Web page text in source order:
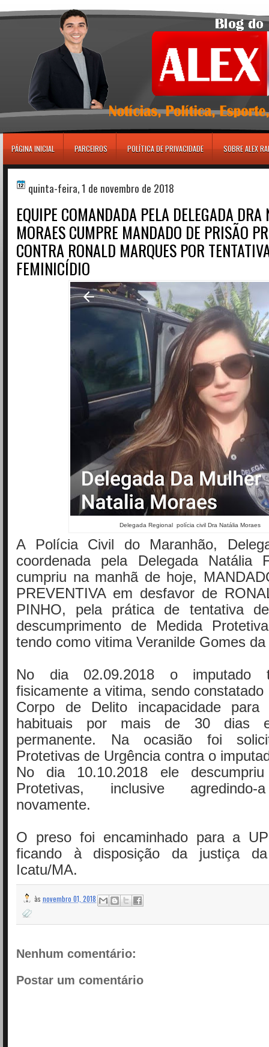
PÁGINA INICIAL PARCEIROS POLÍTICA DE PRIVACIDADE SOBRE ALEX
quinta-feira, 1 de novembro de 2018
EQUIPE COMANDADA PELA DELEGADA DRA
MORAES CUMPRE MANDADO DE PRISÃO
CONTRA RONALD MARQUES POR
FEMINICÍDIO
Delegada Regional polícia civil Dra Natália Moraes
A Polícia Civil do Maranhão,
coordenada pela Delegada Natália
cumpriu na manhã de hoje,
PREVENTIVA em desfavor de
PINHO, pela prática de tentativa
descumprimento de Medida
tendo como vitima Veranilde Gomes
No dia 02.09.2018 o imputado
fisicamente a vitima, sendo
Corpo de Delito incapacidade para
habituais por mais de 30 dias e
permanente. Na ocasião foi
Protetivas de Urgência contra o
No dia 10.10.2018 ele
Protetivas, inclusive agredindo-
novamente.
O preso foi encaminhado para a
ficando à disposição da justiça
Icatu/MA.
às novembro 01, 2018
Nenhum comentário:
Postar um comentário